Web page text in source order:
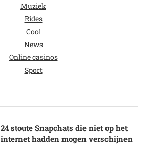
Muziek
Rides
Cool
News
Online casinos
Sport
24 stoute Snapchats die niet op het
internet hadden mogen verschijnen